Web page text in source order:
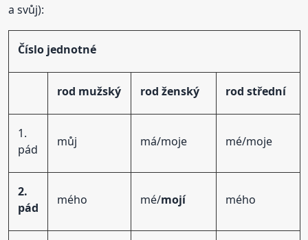
a svůj):
Číslo jednotné
rod mužský rod ženský rod střední
1.
pád
můj má/moje mé/moje
2.
pád
mého mé/mojí mého